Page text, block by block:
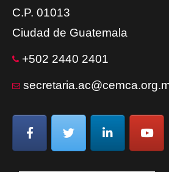
C.P. 01013
Ciudad de Guatemala
+502 2440 2401